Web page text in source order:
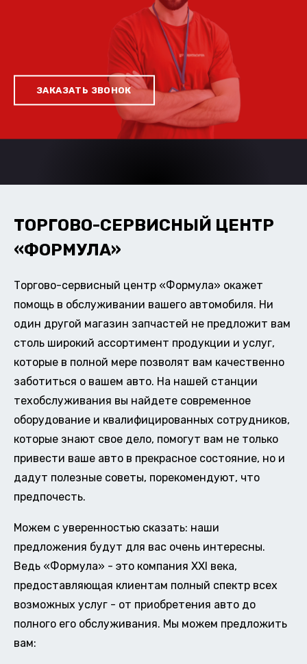
ЗАКАЗАТЬ ЗВОНОК
ТОРГОВО-СЕРВИСНЫЙ ЦЕНТР
«ФОРМУЛА»
Торгово-сервисный центр «Формула» окажет
помощь в обслуживании вашего автомобиля. Ни
один другой магазин запчастей не предложит вам
столь широкий ассортимент продукции и услуг,
которые в полной мере позволят вам качественно
заботиться о вашем авто. На нашей станции
техобслуживания вы найдете современное
оборудование и квалифицированных сотрудников,
которые знают свое дело, помогут вам не только
привести ваше авто в прекрасное состояние, но и
дадут полезные советы, порекомендуют, что
предпочесть.
Можем с уверенностью сказать: наши
предложения будут для вас очень интересны.
Ведь «Формула» - это компания XXI века,
предоставляющая клиентам полный спектр всех
возможных услуг - от приобретения авто до
полного его обслуживания. Мы можем предложить
вам: